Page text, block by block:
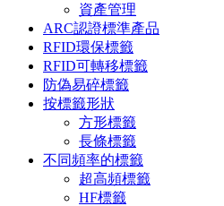
資產管理
ARC認證標準產品
RFID環保標籤
RFID可轉移標籤
防偽易碎標籤
按標籤形狀
方形標籤
長條標籤
不同頻率的標籤
超高頻標籤
HF標籤